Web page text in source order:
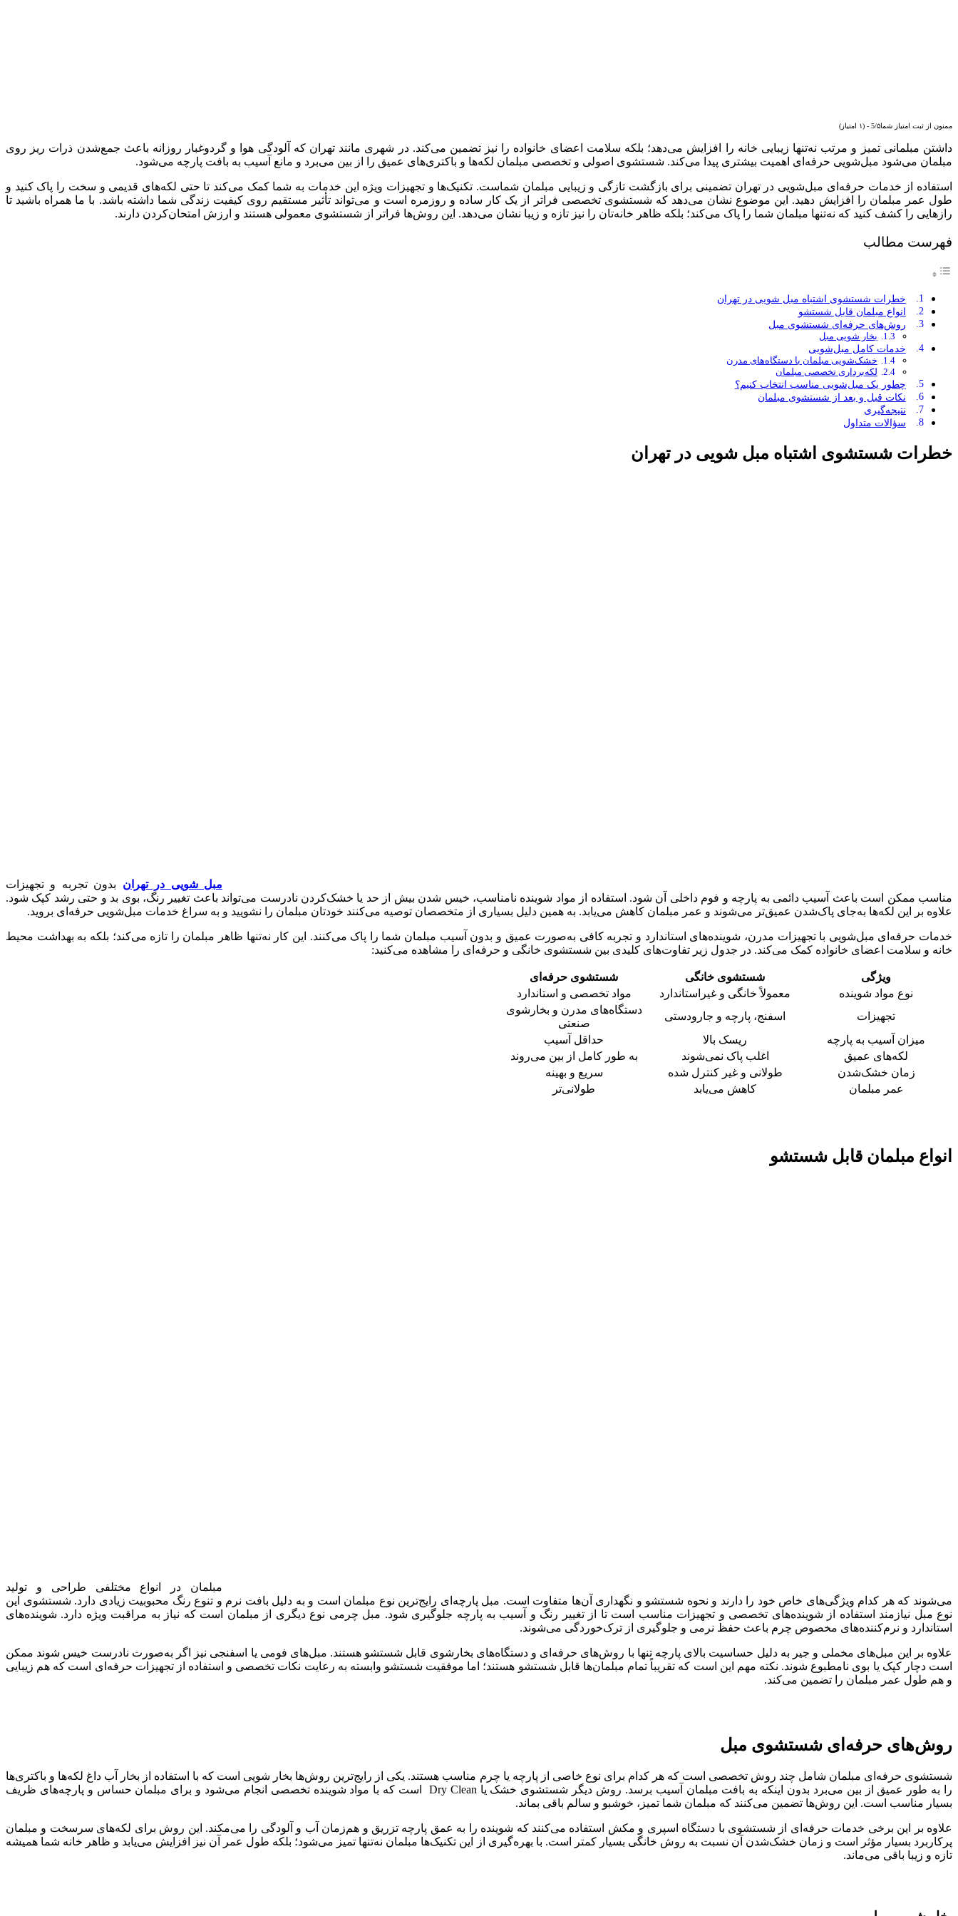
ممنون از ثبت امتیاز شما5/۵ - (۱ امتیاز)
داشتن مبلمانی تمیز و مرتب نه‌تنها زیبایی خانه را افزایش می‌دهد؛ بلکه سلامت اعضای خانواده را نیز تضمین می‌کند. در شهری مانند تهران که آلودگی هوا و گردوغبار روزانه باعث جمع‌شدن ذرات ریز روی
مبلمان می‌شود مبل‌شویی حرفه‌ای اهمیت بیشتری پیدا می‌کند. شستشوی اصولی و تخصصی مبلمان لکه‌ها و باکتری‌های عمیق را از بین می‌برد و مانع آسیب به بافت پارچه می‌شود.
استفاده از خدمات حرفه‌ای مبل‌شویی در تهران تضمینی برای بازگشت تازگی و زیبایی مبلمان شماست. تکنیک‌ها و تجهیزات ویژه این خدمات به شما کمک می‌کند تا حتی لکه‌های قدیمی و سخت را پاک کنید و
طول عمر مبلمان را افزایش دهید. این موضوع نشان می‌دهد که شستشوی تخصصی فراتر از یک کار ساده و روزمره است و می‌تواند تأثیر مستقیم روی کیفیت زندگی شما داشته باشد. با ما همراه باشید تا
رازهایی را کشف کنید که نه‌تنها مبلمان شما را پاک می‌کند؛ بلکه ظاهر خانه‌تان را نیز تازه و زیبا نشان می‌دهد. این روش‌ها فراتر از شستشوی معمولی هستند و ارزش امتحان‌کردن دارند.
فهرست مطالب
خطرات شستشوی اشتباه مبل شویی در تهران
انواع مبلمان‌ قابل شستشو
روش‌های حرفه‌ای شستشوی مبل
بخار شویی مبل
خدمات کامل مبل‌شویی
خشک‌شویی مبلمان با دستگاه‌های مدرن
لکه‌برداری تخصصی مبلمان
چطور یک مبل‌شویی مناسب انتخاب کنیم؟
نکات قبل و بعد از شستشوی مبلمان
نتیجه‌گیری
سؤالات متداول
خطرات شستشوی اشتباه مبل شویی در تهران
مبل شویی در تهران بدون تجربه و تجهیزات
مناسب ممکن است باعث آسیب دائمی به پارچه و فوم داخلی آن شود. استفاده از مواد شوینده نامناسب، خیس شدن بیش از حد یا خشک‌کردن نادرست می‌تواند باعث تغییر رنگ، بوی بد و حتی رشد کپک شود.
علاوه بر این لکه‌ها به‌جای پاک‌شدن عمیق‌تر می‌شوند و عمر مبلمان کاهش می‌یابد. به همین دلیل بسیاری از متخصصان توصیه می‌کنند خودتان مبلمان را نشویید و به سراغ خدمات مبل‌شویی حرفه‌ای بروید.
خدمات حرفه‌ای مبل‌شویی با تجهیزات مدرن، شوینده‌های استاندارد و تجربه کافی به‌صورت عمیق و بدون آسیب مبلمان شما را پاک می‌کنند. این کار نه‌تنها ظاهر مبلمان را تازه می‌کند؛ بلکه به بهداشت محیط
خانه و سلامت اعضای خانواده کمک می‌کند. در جدول زیر تفاوت‌های کلیدی بین شستشوی خانگی و حرفه‌ای را مشاهده می‌کنید:
ویژگی شستشوی خانگی
شستشوی حرفه‌ای
نوع مواد شوینده
معمولاً خانگی و غیراستاندارد
مواد تخصصی و استاندارد
تجهیزات
اسفنج، پارچه و جارودستی
دستگاه‌های مدرن و بخارشوی
صنعتی
میزان آسیب به پارچه
ریسک بالا
حداقل آسیب
لکه‌های عمیق
اغلب پاک نمی‌شوند
به طور کامل از بین می‌روند
زمان خشک‌شدن
طولانی و غیر کنترل شده
سریع و بهینه
عمر مبلمان
کاهش می‌یابد طولانی‌تر
انواع مبلمان‌ قابل شستشو
مبلمان در انواع مختلفی طراحی و تولید
می‌شوند که هر کدام ویژگی‌های خاص خود را دارند و نحوه شستشو و نگهداری آن‌ها متفاوت است. مبل پارچه‌ای رایج‌ترین نوع مبلمان است و به دلیل بافت نرم و تنوع رنگ محبوبیت زیادی دارد. شستشوی این
نوع مبل نیازمند استفاده از شوینده‌های تخصصی و تجهیزات مناسب است تا از تغییر رنگ و آسیب به پارچه جلوگیری شود. مبل چرمی نوع دیگری از مبلمان است که نیاز به مراقبت ویژه دارد. شوینده‌های
استاندارد و نرم‌کننده‌های مخصوص چرم باعث حفظ نرمی و جلوگیری از ترک‌خوردگی می‌شوند.
علاوه بر این مبل‌های مخملی و جیر به دلیل حساسیت بالای پارچه تنها با روش‌های حرفه‌ای و دستگاه‌های بخارشوی قابل شستشو هستند. مبل‌های فومی یا اسفنجی نیز اگر به‌صورت نادرست خیس شوند ممکن
است دچار کپک یا بوی نامطبوع شوند. نکته مهم این است که تقریباً تمام مبلمان‌ها قابل شستشو هستند؛ اما موفقیت شستشو وابسته به رعایت نکات تخصصی و استفاده از تجهیزات حرفه‌ای است که هم زیبایی
و هم طول عمر مبلمان را تضمین می‌کند.
روش‌های حرفه‌ای شستشوی مبل
شستشوی حرفه‌ای مبلمان شامل چند روش تخصصی است که هر کدام برای نوع خاصی از پارچه یا چرم مناسب هستند. یکی از رایج‌ترین روش‌ها بخار شویی است که با استفاده از بخار آب داغ لکه‌ها و باکتری‌ها
را به طور عمیق از بین می‌برد بدون اینکه به بافت مبلمان آسیب برسد. روش دیگر شستشوی خشک یا Dry Clean است که با مواد شوینده تخصصی انجام می‌شود و برای مبلمان حساس و پارچه‌های ظریف
بسیار مناسب است. این روش‌ها تضمین می‌کنند که مبلمان شما تمیز، خوشبو و سالم باقی بماند.
علاوه بر این برخی خدمات حرفه‌ای از شستشوی با دستگاه اسپری و مکش استفاده می‌کنند که شوینده را به عمق پارچه تزریق و هم‌زمان آب و آلودگی را می‌مکند. این روش برای لکه‌های سرسخت و مبلمان
پرکاربرد بسیار مؤثر است و زمان خشک‌شدن آن نسبت به روش خانگی بسیار کمتر است. با بهره‌گیری از این تکنیک‌ها مبلمان نه‌تنها تمیز می‌شود؛ بلکه طول عمر آن نیز افزایش می‌یابد و ظاهر خانه شما همیشه
تازه و زیبا باقی می‌ماند.